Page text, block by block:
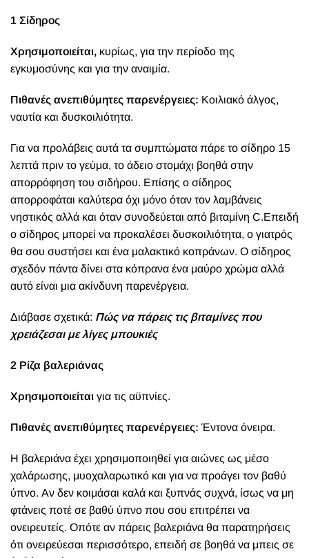
1 Σίδηρος
Χρησιμοποιείται, κυρίως, για την περίοδο της
εγκυμοσύνης και για την αναιμία.
Πιθανές ανεπιθύμητες παρενέργειες: Κοιλιακό άλγος,
ναυτία και δυσκοιλιότητα.
Για να προλάβεις αυτά τα συμπτώματα πάρε το σίδηρο 15
λεπτά πριν το γεύμα, το άδειο στομάχι βοηθά στην
απορρόφηση του σιδήρου. Επίσης ο σίδηρος
απορροφάται καλύτερα όχι μόνο όταν τον λαμβάνεις
νηστικός αλλά και όταν συνοδεύεται από βιταμίνη C.Επειδή
ο σίδηρος μπορεί να προκαλέσει δυσκοιλιότητα, ο γιατρός
θα σου συστήσει και ένα μαλακτικό κοπράνων. Ο σίδηρος
σχεδόν πάντα δίνει στα κόπρανα ένα μαύρο χρώμα αλλά
αυτό είναι μια ακίνδυνη παρενέργεια.
Διάβασε σχετικά: Πώς να πάρεις τις βιταμίνες που
χρειάζεσαι με λίγες μπουκιές
2 Ρίζα βαλεριάνας
Χρησιμοποιείται για τις αϋπνίες.
Πιθανές ανεπιθύμητες παρενέργειες: Έντονα όνειρα.
Η βαλεριάνα έχει χρησιμοποιηθεί για αιώνες ως μέσο
χαλάρωσης, μυοχαλαρωτικό και για να προάγει τον βαθύ
ύπνο. Αν δεν κοιμάσαι καλά και ξυπνάς συχνά, ίσως να μη
φτάνεις ποτέ σε βαθύ ύπνο που σου επιτρέπει να
ονειρευτείς. Οπότε αν πάρεις βαλεριάνα θα παρατηρήσεις
ότι ονειρεύεσαι περισσότερο, επειδή σε βοηθά να μπεις σε